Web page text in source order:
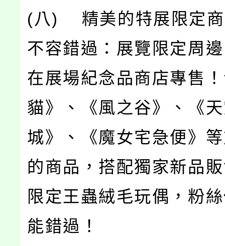
(八) 精美的特展限定商
不容錯過：展覽限定周
在展場紀念品商店專售
貓》、《風之谷》、《
城》、《魔女宅急便》
的商品，搭配獨家新品
限定王蟲絨毛玩偶，粉
能錯過！